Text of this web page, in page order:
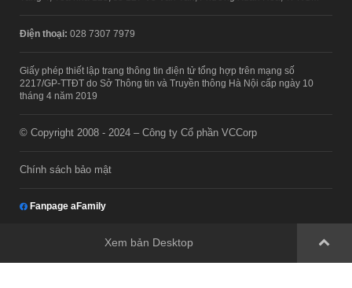
Điện thoại: 028 7307 7979
Giấy phép thiết lập trang thông tin điện tử tổng hợp trên mạng số
2217/GP-TTĐT do Sở Thông tin và Truyền thông Hà Nội cấp ngày 10
tháng 4 năm 2019
© Copyright 2008 - 2024 – Công ty Cổ phần VCCorp
Chính sách bảo mật
Fanpage aFamily
Xem bản Desktop